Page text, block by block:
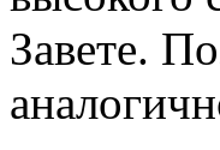
Завете.